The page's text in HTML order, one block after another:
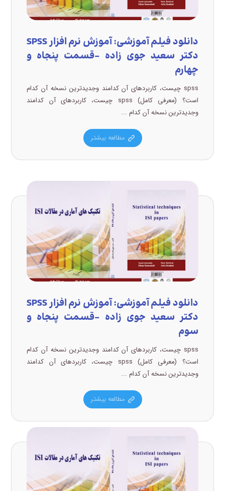
دانلود فیلم آموزشی: آموزش نرم افزار SPSS
دکتر سعید جوی زاده –قسمت پنجاه و
چهارم
spss چیست، کاربردهای آن کدامند وجدیدترین نسخه آن کدام
است؟ (معرفی کامل) spss چیست، کاربردهای آن کدامند
وجدیدترین نسخه آن کدام ...
مطالعه بیشتر
دانلود فیلم آموزشی: آموزش نرم افزار SPSS
دکتر سعید جوی زاده –قسمت پنجاه و
سوم
spss چیست، کاربردهای آن کدامند وجدیدترین نسخه آن کدام
است؟ (معرفی کامل) spss چیست، کاربردهای آن کدامند
وجدیدترین نسخه آن کدام ...
مطالعه بیشتر